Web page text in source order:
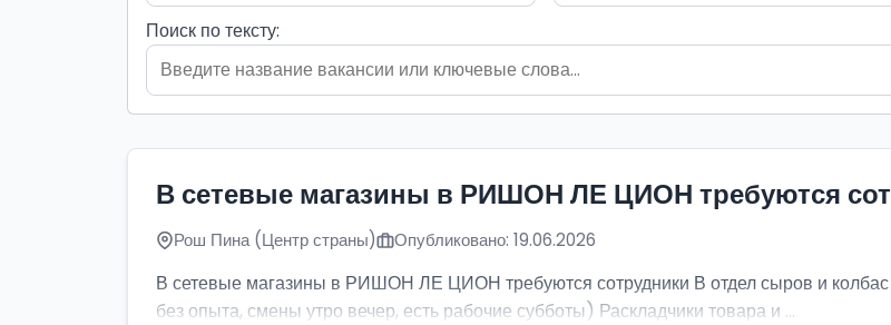
Поиск по тексту:
В сетевые магазины в РИШОН ЛЕ ЦИОН требуются
Рош Пина (Центр страны) Опубликовано: 19.06.2026
В сетевые магазины в РИШОН ЛЕ ЦИОН требуются сотрудники В отдел сыров и
без опыта, смены утро вечер, есть рабочие субботы) Раскладчики товара и ...